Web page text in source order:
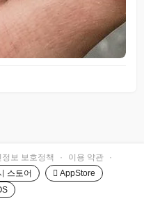
정보 보호정책 · 이용 약관
·
스토어
 AppStore